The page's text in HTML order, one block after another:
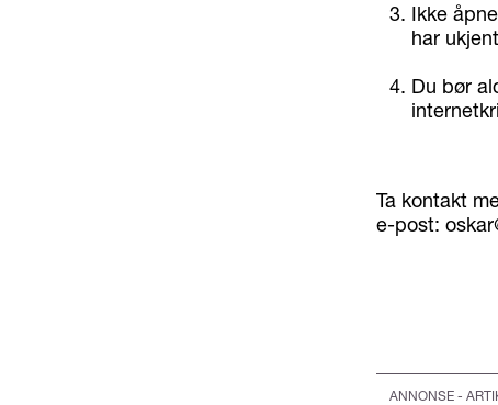
Ikke
har
Du bør
Ta kontakt
e-post:
ANNONSE -